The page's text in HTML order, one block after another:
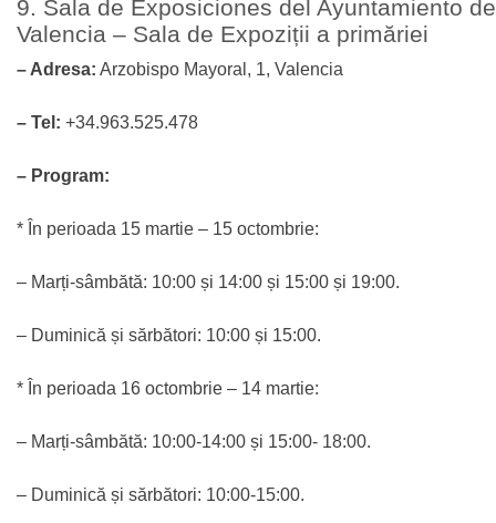
9. Sala de Exposiciones del Ayuntamiento de
Valencia – Sala de Expoziții a primăriei
– Adresa: Arzobispo Mayoral, 1, Valencia
– Tel: +34.963.525.478
– Program:
* În perioada 15 martie – 15 octombrie:
– Marți-sâmbătă: 10:00 și 14:00 și 15:00 și 19:00.
– Duminică și sărbători: 10:00 și 15:00.
* În perioada 16 octombrie – 14 martie:
– Marți-sâmbătă: 10:00-14:00 și 15:00- 18:00.
– Duminică și sărbători: 10:00-15:00.